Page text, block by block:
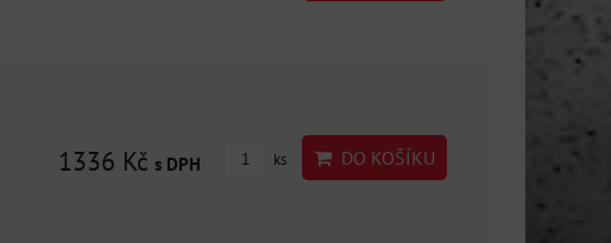
1336 Kč s DPH ks DO KOŠÍKU